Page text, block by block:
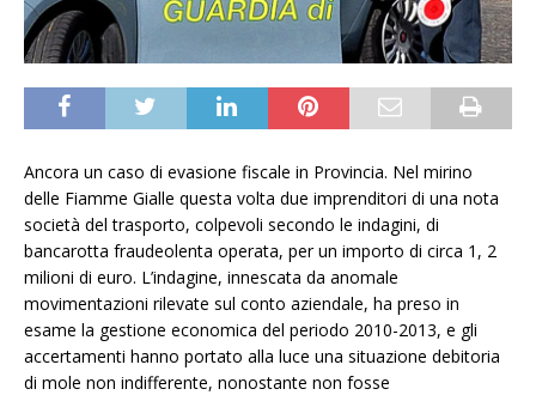
Ancora un caso di evasione fiscale in Provincia. Nel mirino
delle Fiamme Gialle questa volta due imprenditori di una nota
società del trasporto, colpevoli secondo le indagini, di
bancarotta fraudeolenta operata, per un importo di circa 1, 2
milioni di euro. L’indagine, innescata da anomale
movimentazioni rilevate sul conto aziendale, ha preso in
esame la gestione economica del periodo 2010-2013, e gli
accertamenti hanno portato alla luce una situazione debitoria
di mole non indifferente, nonostante non fosse